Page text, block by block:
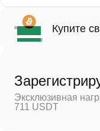
Купите
Эксклюзивная
711 USDT